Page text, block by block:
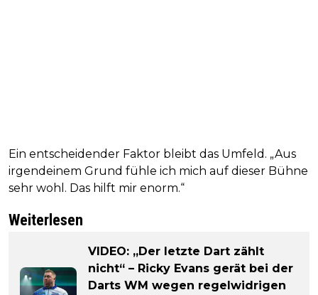
Ein entscheidender Faktor bleibt das Umfeld. „Aus
irgendeinem Grund fühle ich mich auf dieser Bühne
sehr wohl. Das hilft mir enorm.“
Weiterlesen
VIDEO: „Der letzte Dart zählt
nicht“ – Ricky Evans gerät bei der
Darts WM wegen regelwidrigen